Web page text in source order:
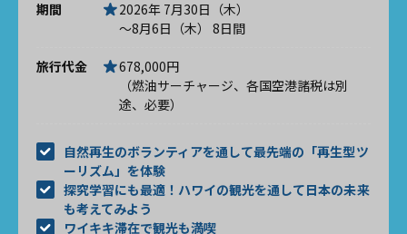
期間
2026年 7月30日（木）
～8月6日（木） 8日間
旅行代金
678,000円
（燃油サーチャージ、各国空港諸税は別
途、必要）
自然再生のボランティアを通して最先端の「再生型ツ
ーリズム」を体験
探究学習にも最適！ハワイの観光を通して日本の未来
も考えてみよう
ワイキキ滞在で観光も満喫